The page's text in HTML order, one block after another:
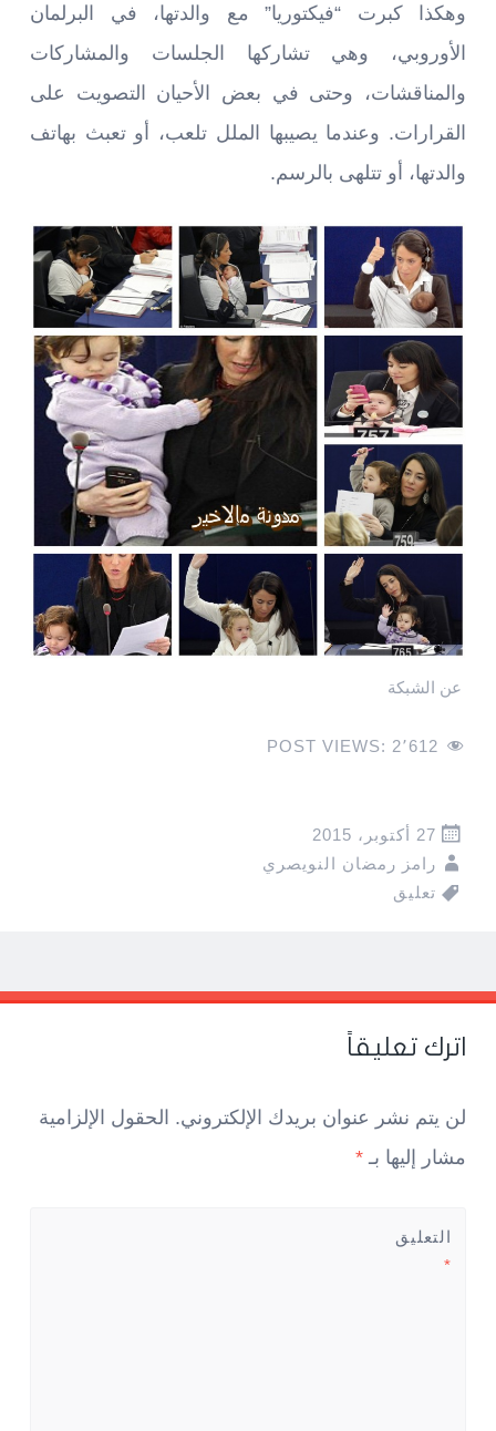
وهكذا كبرت “فيكتوريا” مع والدتها، في البرلمان
الأوروبي، وهي تشاركها الجلسات والمشاركات
والمناقشات، وحتى في بعض الأحيان التصويت على
القرارات. وعندما يصيبها الملل تلعب، أو تعبث بهاتف
والدتها، أو تتلهى بالرسم.
عن الشبكة
POST VIEWS: 2٬612
27 أكتوبر، 2015
رامز رمضان النويصري
تعليق
Post
navigation
←
→
اترك تعليقاً
لن يتم نشر عنوان بريدك الإلكتروني. الحقول الإلزامية
مشار إليها بـ *
التعليق
*